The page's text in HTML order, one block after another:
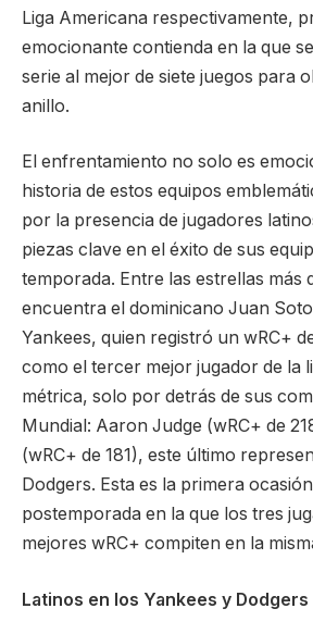
Liga Americana respectivamente,
emocionante contienda en la que
serie al mejor de siete juegos para
anillo.
El enfrentamiento no solo es
historia de estos equipos
por la presencia de jugadores
piezas clave en el éxito de sus
temporada. Entre las estrellas más
encuentra el dominicano Juan
Yankees, quien registró un wRC+
como el tercer mejor jugador de la
métrica, solo por detrás de sus
Mundial: Aaron Judge (wRC+ de
(wRC+ de 181), este último
Dodgers. Esta es la primera
postemporada en la que los tres
mejores wRC+ compiten en la
Latinos en los Yankees y Dodgers